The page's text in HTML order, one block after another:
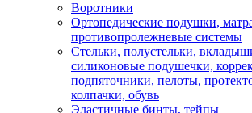
Воротники
Ортопедические подушки,
противопролежневые системы
Стельки, полустельки,
силиконовые подушечки,
подпяточники, пелоты,
колпачки, обувь
Эластичные бинты, тейпы